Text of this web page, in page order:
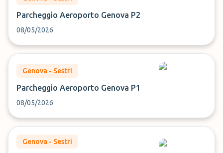
Parcheggio Aeroporto Genova P2
08/05/2026
Genova - Sestri
Parcheggio Aeroporto Genova P1
08/05/2026
Genova - Sestri